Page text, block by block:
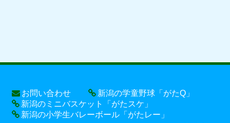
お問い合わせ
新潟の学童野球「がたQ」
新潟のミニバスケット「がたスケ」
新潟の小学生バレーボール「がたレー」